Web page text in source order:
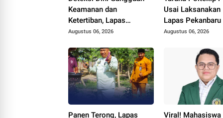
Keamanan dan
Ketertiban, Lapas
Narkotika Rumbai Gelar
Augustus 06, 2026
Usai Laksanakan
Lapas Pekanbaru
Augustus 06, 2026
Panen Terong, Lapas Viral! Mahasiswa